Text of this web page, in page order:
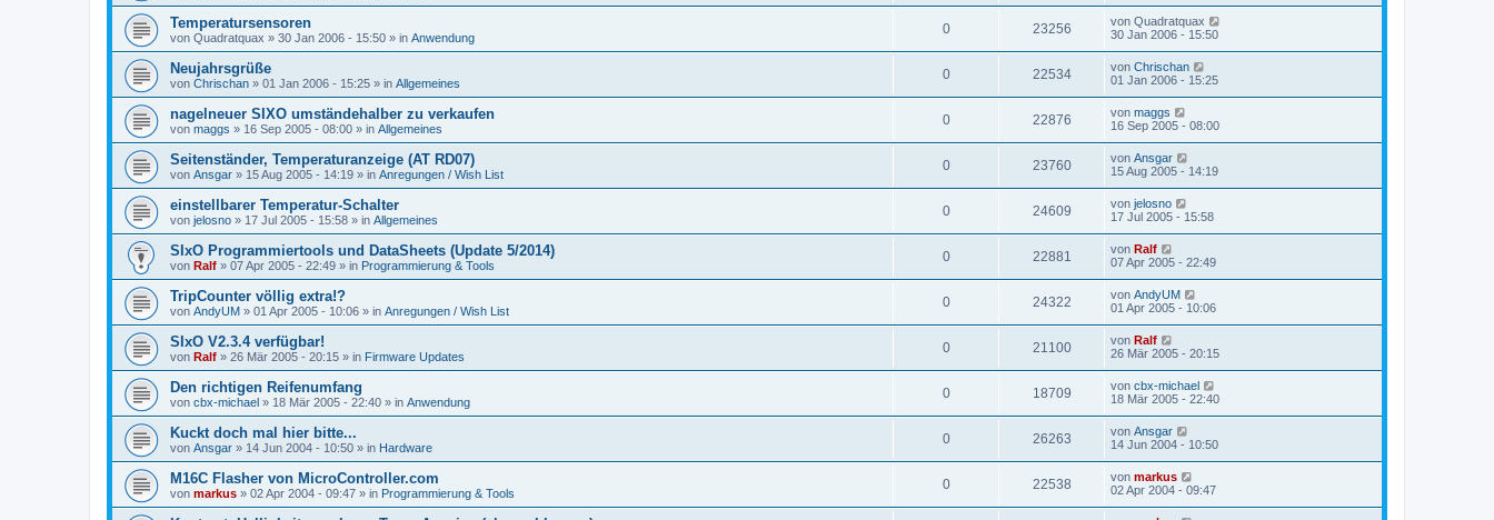
Temperatursensoren
von Quadratquax » 30 Jan 2006 - 15:50 » in Anwendung
0 23256 von Quadratquax
30 Jan 2006 - 15:50
Neujahrsgrüße
von Chrischan » 01 Jan 2006 - 15:25 » in Allgemeines
0 22534 von Chrischan
01 Jan 2006 - 15:25
nagelneuer SIXO umständehalber zu verkaufen
von maggs » 16 Sep 2005 - 08:00 » in Allgemeines
0 22876 von maggs
16 Sep 2005 - 08:00
Seitenständer, Temperaturanzeige (AT RD07)
von Ansgar » 15 Aug 2005 - 14:19 » in Anregungen / Wish List
0 23760 von Ansgar
15 Aug 2005 - 14:19
einstellbarer Temperatur-Schalter
von jelosno » 17 Jul 2005 - 15:58 » in Allgemeines
0 24609 von jelosno
17 Jul 2005 - 15:58
SIxO Programmiertools und DataSheets (Update 5/2014)
von Ralf » 07 Apr 2005 - 22:49 » in Programmierung & Tools
0 22881 von Ralf
07 Apr 2005 - 22:49
TripCounter völlig extra!?
von AndyUM » 01 Apr 2005 - 10:06 » in Anregungen / Wish List
0 24322 von AndyUM
01 Apr 2005 - 10:06
SIxO V2.3.4 verfügbar!
von Ralf » 26 Mär 2005 - 20:15 » in Firmware Updates
0 21100 von Ralf
26 Mär 2005 - 20:15
Den richtigen Reifenumfang
von cbx-michael » 18 Mär 2005 - 22:40 » in Anwendung
0 18709 von cbx-michael
18 Mär 2005 - 22:40
Kuckt doch mal hier bitte...
von Ansgar » 14 Jun 2004 - 10:50 » in Hardware
0 26263 von Ansgar
14 Jun 2004 - 10:50
M16C Flasher von MicroController.com
von markus » 02 Apr 2004 - 09:47 » in Programmierung & Tools
0 22538 von markus
02 Apr 2004 - 09:47